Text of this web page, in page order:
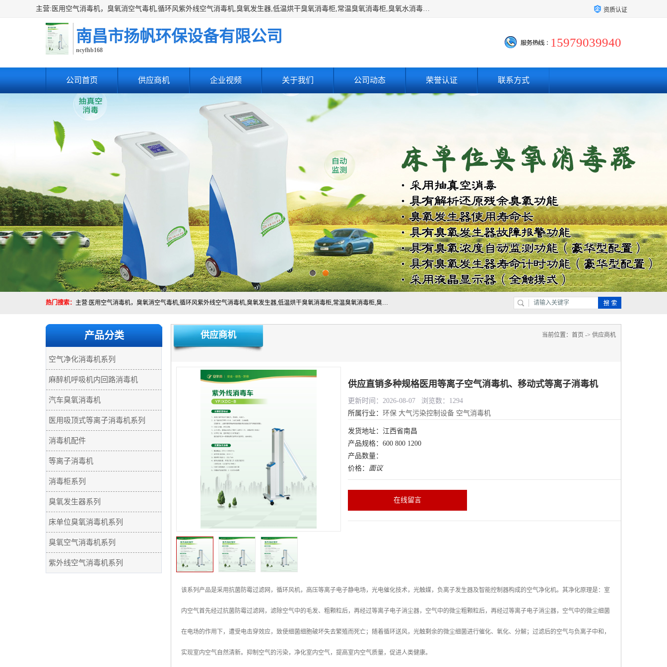
主营:医用空气消毒机，臭氧消空气毒机,循环风紫外线空气消毒机,臭氧发生器,低温烘干臭氧消毒柜,常温臭氧消毒柜,臭氧水消毒机,管道容器臭氧消毒机,内置式臭氧消毒机,外置式臭氧消毒机,床单位臭氧消毒器。医用工作服灭菌柜，医用拖鞋消毒柜,麻醉机内管路消毒机，呼吸机回路消毒机 资质认证
南昌市扬帆环保设备有限公司
ncyfhb168
15979039940
公司首页 供应商机 企业视频 关于我们 公司动态 荣誉认证 联系方式
热门搜索： 主营:医用空气消毒机，臭氧消空气毒机,循环风紫外线空气消毒机,臭氧发生器,低温烘干臭氧消毒柜,常温臭氧消毒柜,臭氧水消毒机,管道容器臭氧消毒机,内置式臭氧消毒机,外置式臭氧消毒机,床单位臭氧消毒器。医用工作服灭菌柜，医用拖鞋消毒柜,麻醉机内管路消毒机，呼吸机回路消毒机
产品分类
空气净化消毒机系列
麻醉机呼吸机内回路消毒机
汽车臭氧消毒机
医用吸顶式等离子消毒机系列
消毒机配件
等离子消毒机
消毒柜系列
臭氧发生器系列
床单位臭氧消毒机系列
臭氧空气消毒机系列
紫外线空气消毒机系列
供应商机 当前位置： 首页 -> 供应商机
供应直销多种规格医用等离子空气消毒机、移动式等离子消毒机
更新时间：2026-08-07 浏览数：1294
所属行业： 环保 大气污染控制设备 空气消毒机
发货地址：江西省南昌
产品规格：600 800 1200
产品数量：
价格： 面议
在线留言
该系列产品是采用抗菌防霉过滤网，循环风机，高压等离子电子静电场，光电催化技术，光触媒，负离子发生器及智能控制器构成的空气净化机。其净化原理是：室
内空气首先经过抗菌防霉过滤网，滤除空气中的毛发、粗颗粒后，再经过等离子电子消尘器，空气中的微尘粗颗粒后，再经过等离子电子消尘器，空气中的微尘细菌
在电场的作用下，遭受电击穿效应，致使细菌细胞破坏失去繁殖而死亡；随着循环送风，光触剩余的微尘细菌进行催化、氧化、分解；过滤后的空气与负离子中和，
实现室内空气自然清新。抑制空气的污染，净化室内空气，提高室内空气质量，促进人类健康。